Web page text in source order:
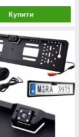
Купити